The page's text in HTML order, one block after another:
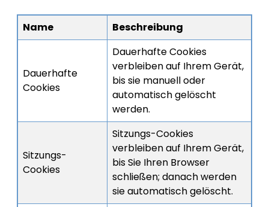
Name Beschreibung
Dauerhafte
Cookies
Dauerhafte Cookies
verbleiben auf Ihrem Gerät,
bis sie manuell oder
automatisch gelöscht
werden.
Sitzungs-
Cookies
Sitzungs-Cookies
verbleiben auf Ihrem Gerät,
bis Sie Ihren Browser
schließen; danach werden
sie automatisch gelöscht.